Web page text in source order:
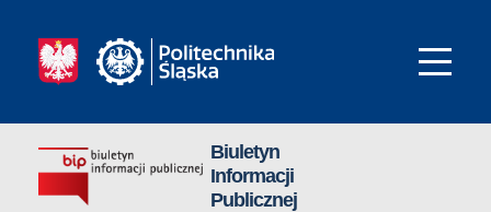
Biuletyn
Informacji
Publicznej